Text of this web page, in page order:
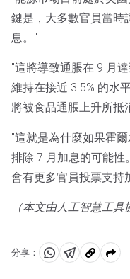
鍵是，大多數官員當時
息。"
"這將導致通脹在 9 月
維持在接近 3.5% 的水
將被食品通脹上升所抵
"這就是為什麼如果霍
排除 7 月加息的可能
會有更多官員投票支持
（本文由人工智慧工具
分享：
分 分 複